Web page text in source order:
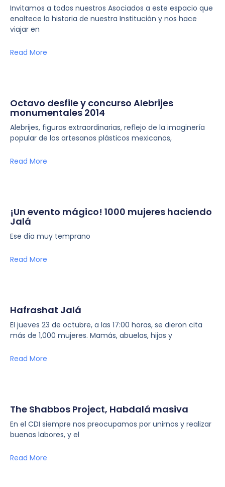
Invitamos a todos nuestros Asociados a este espacio que
enaltece la historia de nuestra Institución y nos hace
viajar en
Read More
Octavo desfile y concurso Alebrijes
monumentales 2014
Alebrijes, figuras extraordinarias, reflejo de la imaginería
popular de los artesanos plásticos mexicanos,
Read More
¡Un evento mágico! 1000 mujeres haciendo
Jalá
Ese día muy temprano
Read More
Hafrashat Jalá
El jueves 23 de octubre, a las 17:00 horas, se dieron cita
más de 1,000 mujeres. Mamás, abuelas, hijas y
Read More
The Shabbos Project, Habdalá masiva
En el CDI siempre nos preocupamos por unirnos y realizar
buenas labores, y el
Read More